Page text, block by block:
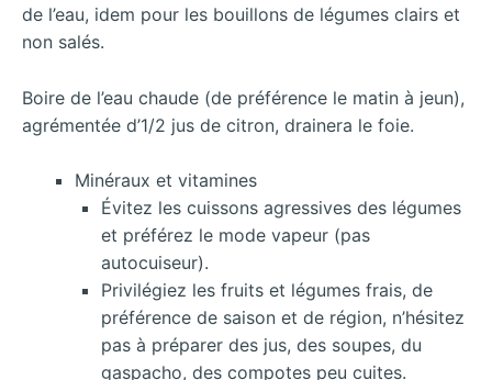
de l’eau, idem pour les bouillons de légumes clairs et
non salés.
Boire de l’eau chaude (de préférence le matin à jeun),
agrémentée d’1/2 jus de citron, drainera le foie.
Minéraux et vitamines
Évitez les cuissons agressives des légumes
et préférez le mode vapeur (pas
autocuiseur).
Privilégiez les fruits et légumes frais, de
préférence de saison et de région, n’hésitez
pas à préparer des jus, des soupes, du
gaspacho, des compotes peu cuites.